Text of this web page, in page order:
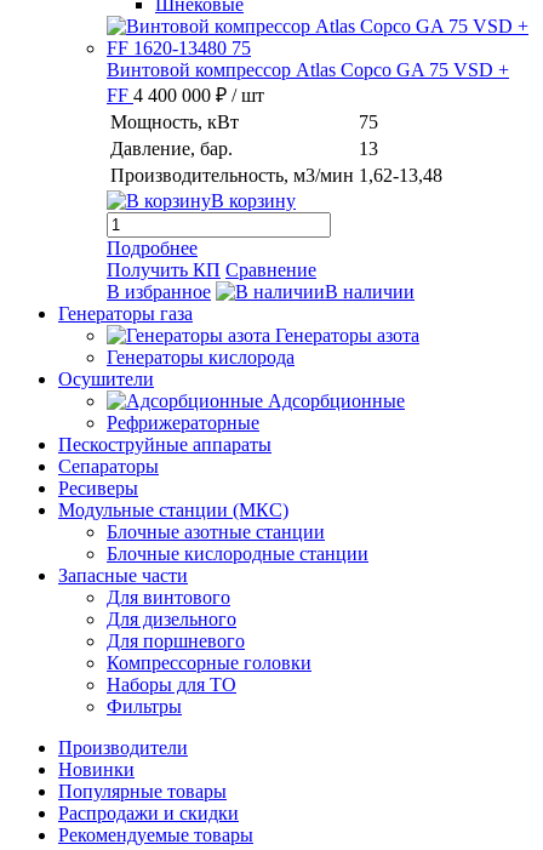
Шнековые
Винтовой компрессор Atlas Copco GA 75 VSD +
FF 4 400 000 ₽ / шт
Мощность, кВт
75
Давление, бар.
13
Производительность, м3/мин 1,62-13,48
В корзину
Подробнее
Получить КП Сравнение
В избранное
В наличии
Генераторы газа
Генераторы азота
Генераторы кислорода
Осушители
Адсорбционные
Рефрижераторные
Пескоструйные аппараты
Сепараторы
Ресиверы
Модульные станции (МКС)
Блочные азотные станции
Блочные кислородные станции
Запасные части
Для винтового
Для дизельного
Для поршневого
Компрессорные головки
Наборы для ТО
Фильтры
Производители
Новинки
Популярные товары
Распродажи и скидки
Рекомендуемые товары